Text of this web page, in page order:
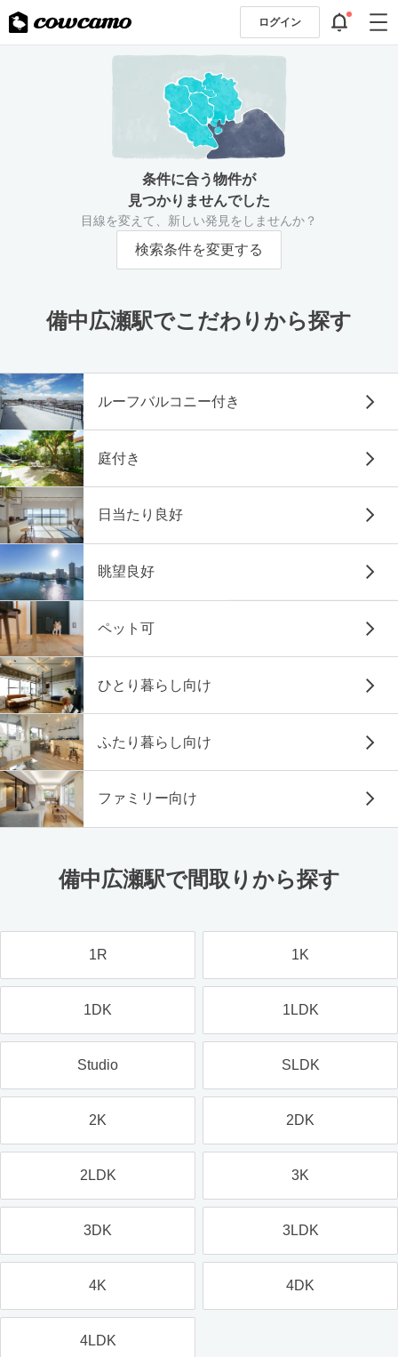
ログイン
条件に合う物件が
見つかりませんでした
目線を変えて、新しい発見をしませんか？
検索条件を変更する
備中広瀬駅でこだわりから探す
ルーフバルコニー付き
庭付き
日当たり良好
眺望良好
ペット可
ひとり暮らし向け
ふたり暮らし向け
ファミリー向け
備中広瀬駅で間取りから探す
1R 1K
1DK 1LDK
Studio SLDK
2K 2DK
2LDK 3K
3DK 3LDK
4K 4DK
4LDK